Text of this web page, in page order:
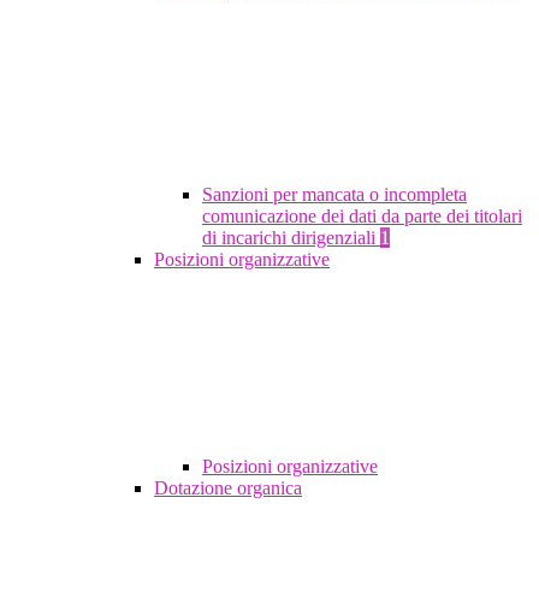
Sanzioni per mancata o incompleta
comunicazione dei dati da parte dei titolari
di incarichi dirigenziali 1
Posizioni organizzative
Posizioni organizzative
Dotazione organica